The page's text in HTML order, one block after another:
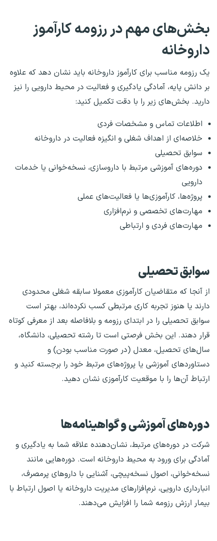
بخش‌های مهم در رزومه کارآموز
داروخانه
یک رزومه مناسب برای کارآموز داروخانه باید نشان دهد که علاوه
بر دانش پایه، آمادگی یادگیری و فعالیت در محیط دارویی را نیز
دارید. بخش‌های زیر را با دقت تکمیل کنید:
اطلاعات تماس و مشخصات فردی
خلاصه‌ای از اهداف شغلی و انگیزه فعالیت در داروخانه
سوابق تحصیلی
دوره‌های آموزشی مرتبط با داروسازی، نسخه‌خوانی یا خدمات
دارویی
پروژه‌ها، کارآموزی‌ها یا فعالیت‌های عملی
مهارت‌های تخصصی و نرم‌افزاری
مهارت‌های فردی و ارتباطی
سوابق تحصیلی
از آنجا که متقاضیان کارآموزی معمولا سابقه شغلی محدودی
دارند یا هنوز تجربه کاری مرتبطی کسب نکرده‌اند، بهتر است
سوابق تحصیلی را در ابتدای رزومه و بلافاصله بعد از معرفی کوتاه
قرار دهند. این بخش فرصتی است تا رشته تحصیلی، دانشگاه،
سال‌های تحصیل، معدل (در صورت مناسب بودن) و
دستاوردهای آموزشی یا پروژه‌های مرتبط خود را برجسته کنید و
ارتباط آن‌ها را با موقعیت کارآموزی نشان دهید.
دوره‌های آموزشی و گواهینامه‌ها
شرکت در دوره‌های مرتبط، نشان‌دهنده علاقه شما به یادگیری و
آمادگی برای ورود به محیط داروخانه است. دوره‌هایی مانند
نسخه‌خوانی، اصول نسخه‌پیچی، آشنایی با داروهای پرمصرف،
انبارداری دارویی، نرم‌افزارهای مدیریت داروخانه یا اصول ارتباط با
بیمار ارزش رزومه شما را افزایش می‌دهند.